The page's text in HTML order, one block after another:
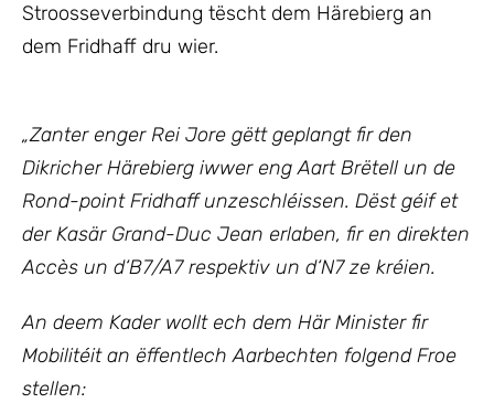
Stroosseverbindung tëscht dem Härebierg an
dem Fridhaff dru wier.
„Zanter enger Rei Jore gëtt geplangt fir den
Dikricher Härebierg iwwer eng Aart Brëtell un de
Rond-point Fridhaff unzeschléissen. Dëst géif et
der Kasär Grand-Duc Jean erlaben, fir en direkten
Accès un d‘B7/A7 respektiv un d‘N7 ze kréien.
An deem Kader wollt ech dem Här Minister fir
Mobilitéit an ëffentlech Aarbechten folgend Froe
stellen: